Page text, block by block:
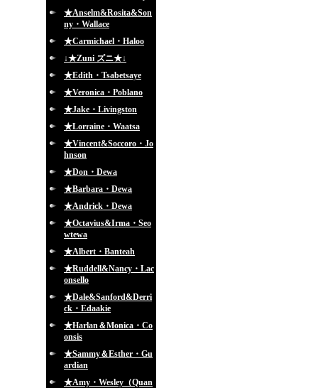
★Anselm&Rosita&Son
ny・Wallace
★Carmichael・Haloo
↓★Zuni ズニ★↓
★Edith・Tsabetsaye
★Veronica・Poblano
★Jake・Livingston
★Lorraine・Waatsa
★Vincent&Soccoro・Jo
hnson
★Don・Dewa
★Barbara・Dewa
★Andrick・Dewa
★Octavius&Irma・Seo
wtewa
★Albert・Banteah
★Ruddell&Nancy・Lac
onsello
★Dale&Sanford&Derri
ck・Edaakie
★Harlan＆Monica・Co
onsis
★Sammy＆Esther・Gu
ardian
★Amy・Wesley（Quan